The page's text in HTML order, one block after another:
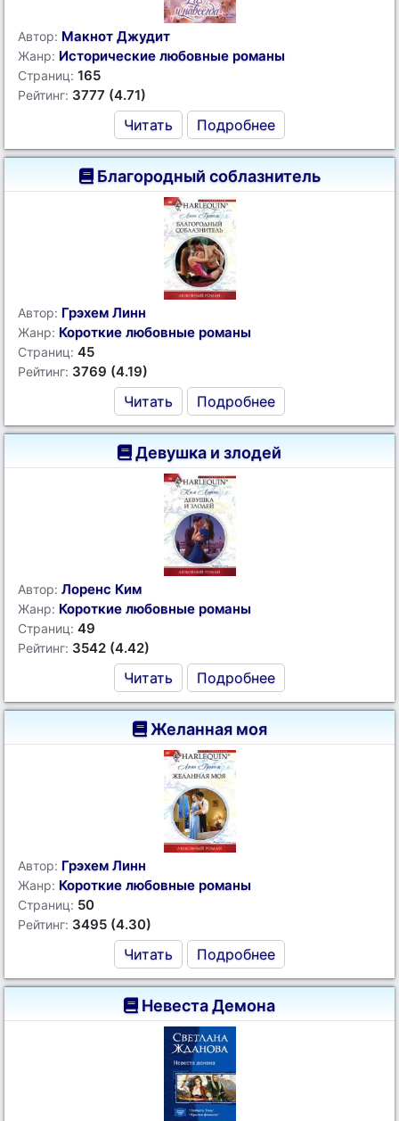
Автор: Макнот Джудит
Жанр: Исторические любовные романы
Страниц: 165
Рейтинг: 3777 (4.71)
Читать Подробнее
Благородный соблазнитель
Автор: Грэхем Линн
Жанр: Короткие любовные романы
Страниц: 45
Рейтинг: 3769 (4.19)
Читать Подробнее
Девушка и злодей
Автор: Лоренс Ким
Жанр: Короткие любовные романы
Страниц: 49
Рейтинг: 3542 (4.42)
Читать Подробнее
Желанная моя
Автор: Грэхем Линн
Жанр: Короткие любовные романы
Страниц: 50
Рейтинг: 3495 (4.30)
Читать Подробнее
Невеста Демона